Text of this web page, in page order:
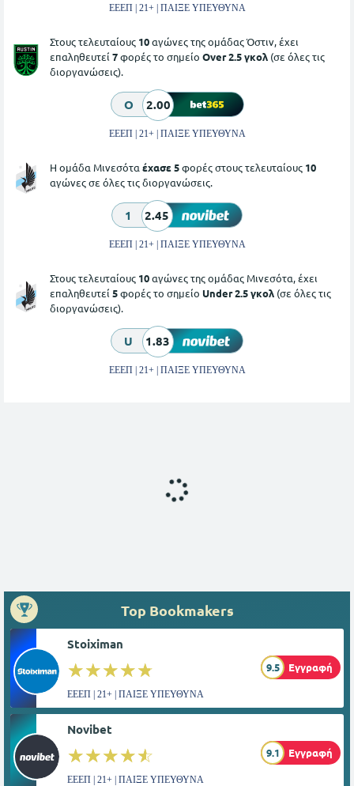
ΕΕΕΠ | 21+ | ΠΑΙΞΕ ΥΠΕΥΘΥΝΑ
Στους τελευταίους 10αγώνες της ομάδας Όστιν, έχει
επαληθευτεί 7φορές το σημείο Over 2.5 γκολ (σε όλες τις
διοργανώσεις).
O 2.00
ΕΕΕΠ | 21+ | ΠΑΙΞΕ ΥΠΕΥΘΥΝΑ
Η ομάδα Μινεσότα έχασε 5φορές στους τελευταίους 10
αγώνες σε όλες τις διοργανώσεις.
1 2.45
ΕΕΕΠ | 21+ | ΠΑΙΞΕ ΥΠΕΥΘΥΝΑ
Στους τελευταίους 10αγώνες της ομάδας Μινεσότα, έχει
επαληθευτεί 5φορές το σημείο Under 2.5 γκολ (σε όλες τις
διοργανώσεις).
U 1.83
ΕΕΕΠ | 21+ | ΠΑΙΞΕ ΥΠΕΥΘΥΝΑ
Top Bookmakers
Stoiximan
☆☆☆☆☆
★★★★★ 9.5 Εγγραφή
ΕΕΕΠ | 21+ | ΠΑΙΞΕ ΥΠΕΥΘΥΝΑ
Novibet
☆☆☆☆☆
★★★★★ 9.1 Εγγραφή
ΕΕΕΠ | 21+ | ΠΑΙΞΕ ΥΠΕΥΘΥΝΑ